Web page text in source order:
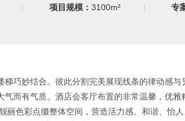
项目规模： 3100m² 专
梯巧妙结合。 彼此分割完美展现线条的律动感与
而有气质。酒店会客厅布置的非常温馨，优
丽色彩点缀整体空间，营造活力感。 和谐、怡人